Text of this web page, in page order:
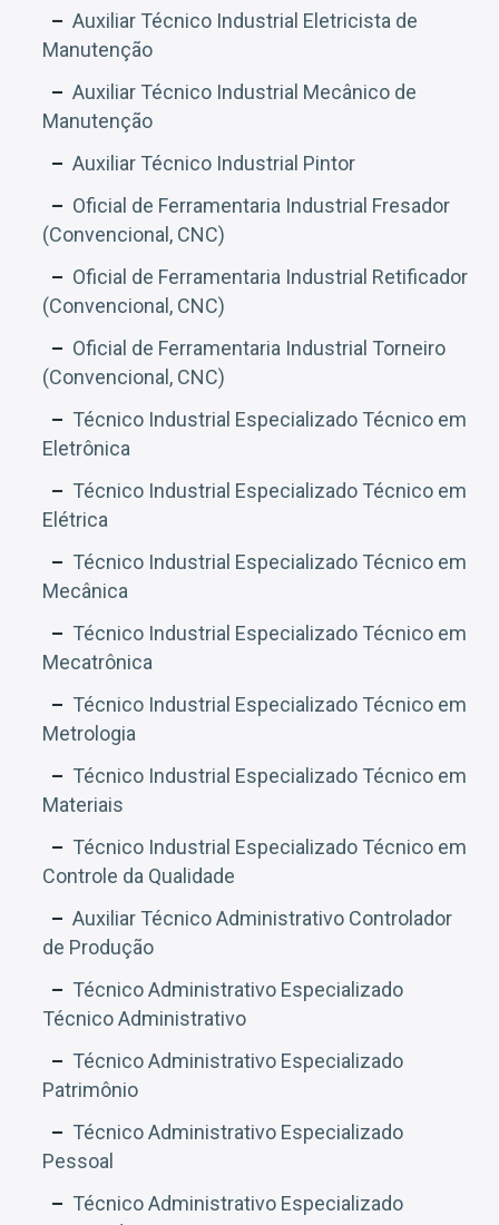
Auxiliar Técnico Industrial Eletricista de
Manutenção
Auxiliar Técnico Industrial Mecânico de
Manutenção
Auxiliar Técnico Industrial Pintor
Oficial de Ferramentaria Industrial Fresador
(Convencional, CNC)
Oficial de Ferramentaria Industrial Retificador
(Convencional, CNC)
Oficial de Ferramentaria Industrial Torneiro
(Convencional, CNC)
Técnico Industrial Especializado Técnico em
Eletrônica
Técnico Industrial Especializado Técnico em
Elétrica
Técnico Industrial Especializado Técnico em
Mecânica
Técnico Industrial Especializado Técnico em
Mecatrônica
Técnico Industrial Especializado Técnico em
Metrologia
Técnico Industrial Especializado Técnico em
Materiais
Técnico Industrial Especializado Técnico em
Controle da Qualidade
Auxiliar Técnico Administrativo Controlador
de Produção
Técnico Administrativo Especializado
Técnico Administrativo
Técnico Administrativo Especializado
Patrimônio
Técnico Administrativo Especializado
Pessoal
Técnico Administrativo Especializado